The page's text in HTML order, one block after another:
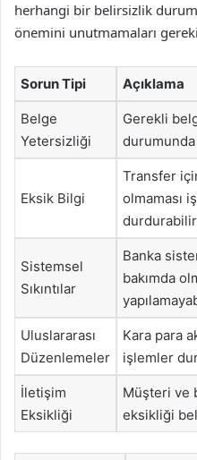
herhangi bir belirsizlik
önemini unutmamaları
Sorun Tipi Açıklama
Belge
Yetersizliği
Gerekli
Eksik Bilgi
Transfer
olmaması
Sistemsel
Sıkıntılar
Banka
bakımda
Uluslararası
Düzenlemeler
Kara para
işlemler
İletişim
Eksikliği
Müşteri ve
eksikliği